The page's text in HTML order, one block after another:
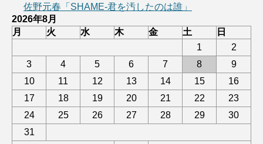
佐野元春「SHAME-君を汚したのは誰」
2026年8月
月
火 水 木 金 土 日
1
2
3
4 5 6 7 8
9
10
11 12 13 14 15
16
17
18 19 20 21 22
23
24
25 26 27 28 29
30
31